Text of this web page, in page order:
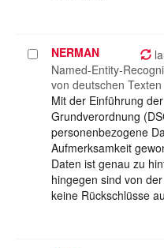
Projekt
auswählen
NERMAN
Named-Entity-
von deutschen Texten
Mit der Einführung
Grundverordnung
personenbezogene
Aufmerksamkeit
Daten ist genau zu
hingegen sind von
keine Rückschlüsse